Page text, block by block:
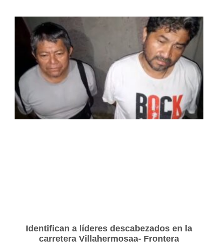
Identifican a líderes descabezados en la
carretera Villahermosaa- Frontera